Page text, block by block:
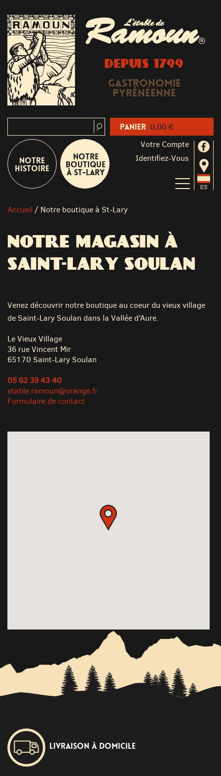
L'étable de
Ramoun®
DEPUIS 1799
Gastronomie
Pyrénéenne
Votre Compte
Identifiez-Vous
Notre
Histoire
Notre
boutique
à St-Lary
Accueil / Notre boutique à St-Lary
NOTRE MAGASIN À
SAINT-LARY SOULAN
Venez découvrir notre boutique au coeur du vieux village
de Saint-Lary Soulan dans la Vallée d'Aure.
Le Vieux Village
36 rue Vincent Mir
65170 Saint-Lary Soulan
05 62 39 43 40
etable.ramoun@orange.fr
Formulaire de contact
Livraison à domicile
Panier 0,00 €